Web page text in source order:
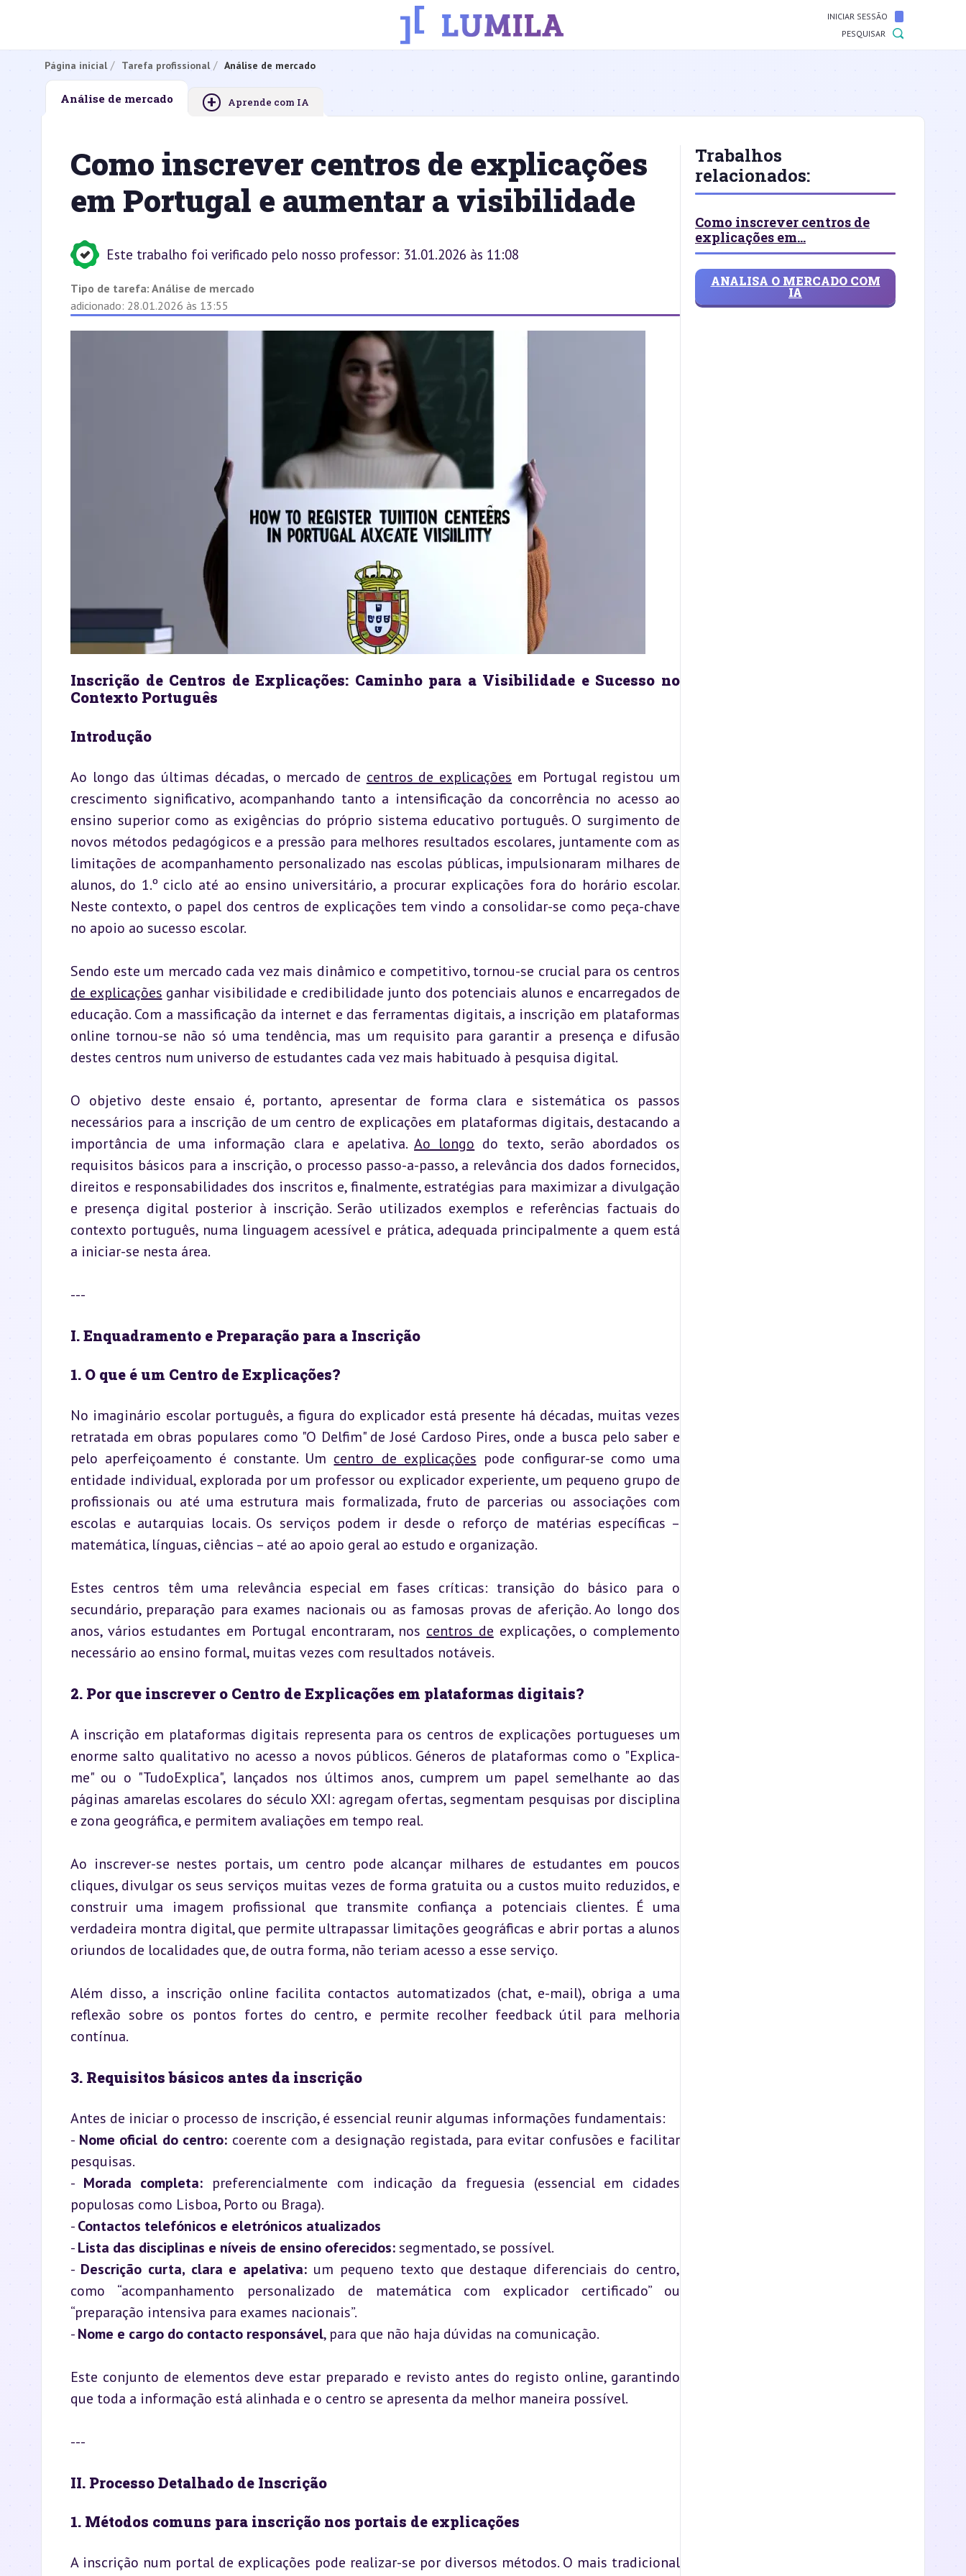
INICIAR SESSÃO
PESQUISAR
Página inicial Tarefa profissional Análise de mercado
Análise de mercado + Aprende com IA
Como inscrever centros de explicações
em Portugal e aumentar a visibilidade
Este trabalho foi verificado pelo nosso professor: 31.01.2026 às 11:08
Tipo de tarefa: Análise de mercado
adicionado: 28.01.2026 às 13:55
Inscrição de Centros de Explicações: Caminho para a Visibilidade e Sucesso no
Contexto Português
Introdução
Ao longo das últimas décadas, o mercado de centros de explicações em Portugal registou um
crescimento significativo, acompanhando tanto a intensificação da concorrência no acesso ao
ensino superior como as exigências do próprio sistema educativo português. O surgimento de
novos métodos pedagógicos e a pressão para melhores resultados escolares, juntamente com as
limitações de acompanhamento personalizado nas escolas públicas, impulsionaram milhares de
alunos, do 1.º ciclo até ao ensino universitário, a procurar explicações fora do horário escolar.
Neste contexto, o papel dos centros de explicações tem vindo a consolidar-se como peça-chave
no apoio ao sucesso escolar.
de explicações ganhar visibilidade e credibilidade junto dos potenciais alunos e encarregados de
educação. Com a massificação da internet e das ferramentas digitais, a inscrição em plataformas
online tornou-se não só uma tendência, mas um requisito para garantir a presença e difusão
destes centros num universo de estudantes cada vez mais habituado à pesquisa digital.
O objetivo deste ensaio é, portanto, apresentar de forma clara e sistemática os passos
necessários para a inscrição de um centro de explicações em plataformas digitais, destacando a
importância de uma informação clara e apelativa. Ao longo do texto, serão abordados os
requisitos básicos para a inscrição, o processo passo-a-passo, a relevância dos dados fornecidos,
direitos e responsabilidades dos inscritos e, finalmente, estratégias para maximizar a divulgação
e presença digital posterior à inscrição. Serão utilizados exemplos e referências factuais do
contexto português, numa linguagem acessível e prática, adequada principalmente a quem está
a iniciar-se nesta área.
---
I. Enquadramento e Preparação para a Inscrição
1. O que é um Centro de Explicações?
No imaginário escolar português, a figura do explicador está presente há décadas, muitas vezes
retratada em obras populares como "O Delfim" de José Cardoso Pires, onde a busca pelo saber e
pelo aperfeiçoamento é constante. Um centro de explicações pode configurar-se como uma
entidade individual, explorada por um professor ou explicador experiente, um pequeno grupo de
profissionais ou até uma estrutura mais formalizada, fruto de parcerias ou associações com
escolas e autarquias locais. Os serviços podem ir desde o reforço de matérias específicas –
matemática, línguas, ciências – até ao apoio geral ao estudo e organização.
Estes centros têm uma relevância especial em fases críticas: transição do básico para o
secundário, preparação para exames nacionais ou as famosas provas de aferição. Ao longo dos
anos, vários estudantes em Portugal encontraram, nos centros de explicações, o complemento
necessário ao ensino formal, muitas vezes com resultados notáveis.
2. Por que inscrever o Centro de Explicações em plataformas digitais?
A inscrição em plataformas digitais representa para os centros de explicações portugueses um
enorme salto qualitativo no acesso a novos públicos. Géneros de plataformas como o "Explica-
me" ou o "TudoExplica", lançados nos últimos anos, cumprem um papel semelhante ao das
páginas amarelas escolares do século XXI: agregam ofertas, segmentam pesquisas por disciplina
e zona geográfica, e permitem avaliações em tempo real.
Ao inscrever-se nestes portais, um centro pode alcançar milhares de estudantes em poucos
cliques, divulgar os seus serviços muitas vezes de forma gratuita ou a custos muito reduzidos, e
construir uma imagem profissional que transmite confiança a potenciais clientes. É uma
verdadeira montra digital, que permite ultrapassar limitações geográficas e abrir portas a alunos
oriundos de localidades que, de outra forma, não teriam acesso a esse serviço.
Além disso, a inscrição online facilita contactos automatizados (chat, e-mail), obriga a uma
reflexão sobre os pontos fortes do centro, e permite recolher feedback útil para melhoria
contínua.
3. Requisitos básicos antes da inscrição
Antes de iniciar o processo de inscrição, é essencial reunir algumas informações fundamentais:
- Nome oficial do centro: coerente com a designação registada, para evitar confusões e facilitar
pesquisas.
- Morada completa: preferencialmente com indicação da freguesia (essencial em cidades
populosas como Lisboa, Porto ou Braga).
- Contactos telefónicos e eletrónicos atualizados
- Lista das disciplinas e níveis de ensino oferecidos: segmentado, se possível.
- Descrição curta, clara e apelativa: um pequeno texto que destaque diferenciais do centro,
como “acompanhamento personalizado de matemática com explicador certificado” ou
“preparação intensiva para exames nacionais”.
- Nome e cargo do contacto responsável, para que não haja dúvidas na comunicação.
Este conjunto de elementos deve estar preparado e revisto antes do registo online, garantindo
que toda a informação está alinhada e o centro se apresenta da melhor maneira possível.
---
II. Processo Detalhado de Inscrição
1. Métodos comuns para inscrição nos portais de explicações
A inscrição num portal de explicações pode realizar-se por diversos métodos. O mais tradicional
Trabalhos
relacionados:
Como inscrever centros de
explicações em...
ANALISA O MERCADO COM
IA